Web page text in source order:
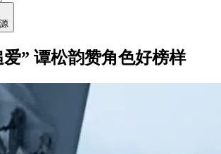
” 谭松韵赞角色好榜样